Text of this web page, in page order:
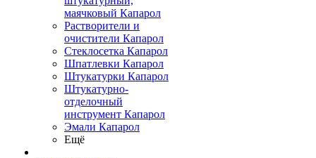
маячковый Капарол
Растворители и
очистители Капарол
Cтеклосетка Капарол
Шпатлевки Капарол
Штукатурки Капарол
Штукатурно-
отделочный
инструмент Капарол
Эмали Капарол
Ещё